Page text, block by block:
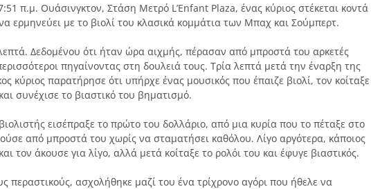
π.μ. Ουάσινγκτον, Στάση Μετρό L’Enfant Plaza, ένας κύριος στέκεται κοντά
ερμηνεύει με το βιολί του κλασικά κομμάτια των Μπαχ και Σούμπερτ.
Δεδομένου ότι ήταν ώρα αιχμής, πέρασαν από μπροστά του αρκετές
πηγαίνοντας στη δουλειά τους. Τρία λεπτά μετά την έναρξη της
κύριος παρατήρησε ότι υπήρχε ένας μουσικός που έπαιζε βιολί, τον κοίταξε
συνέχισε το βιαστικό του βηματισμό.
εισέπραξε το πρώτο του δολλάριο, από μια κυρία που το πέταξε στο
από μπροστά του χωρίς να σταματήσει καθόλου. Λίγο αργότερα, κάποιος
τον άκουσε για λίγο, αλλά μετά κοίταξε το ρολόι του και έφυγε βιαστικός.
περαστικούς, ασχολήθηκε μαζί του ένα τρίχρονο αγόρι που ήθελε να